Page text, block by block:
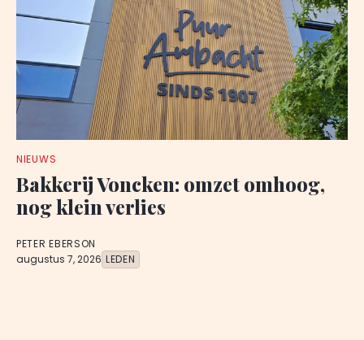
NIEUWS
Bakkerij Voncken: omzet omhoog,
nog klein verlies
PETER EBERSON
augustus 7, 2026 LEDEN